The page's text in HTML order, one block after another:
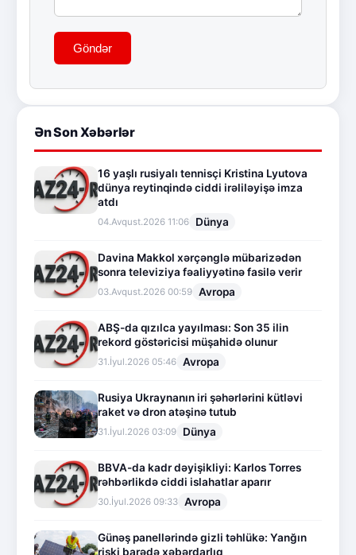
Göndər
Ən Son Xəbərlər
16 yaşlı rusiyalı tennisçi Kristina Lyutova
dünya reytinqində ciddi irəliləyişə imza
atdı
04.Avqust.2026 11:06 Dünya
Davina Makkol xərçənglə mübarizədən
sonra televiziya fəaliyyətinə fasilə verir
03.Avqust.2026 00:59 Avropa
ABŞ-da qızılca yayılması: Son 35 ilin
rekord göstəricisi müşahidə olunur
31.İyul.2026 05:46 Avropa
Rusiya Ukraynanın iri şəhərlərini kütləvi
raket və dron atəşinə tutub
31.İyul.2026 03:09 Dünya
BBVA-da kadr dəyişikliyi: Karlos Torres
rəhbərlikdə ciddi islahatlar aparır
30.İyul.2026 09:33 Avropa
Günəş panellərində gizli təhlükə: Yanğın
riski barədə xəbərdarlıq